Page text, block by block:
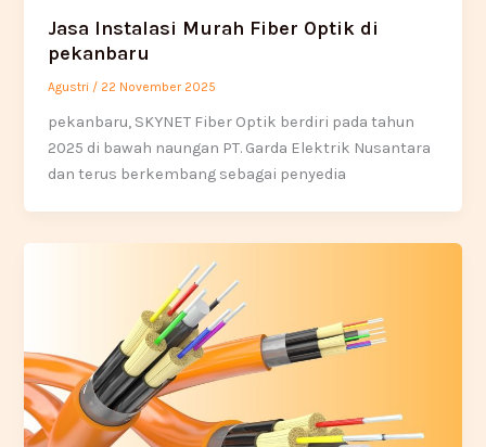
Jasa Instalasi Murah Fiber Optik di
pekanbaru
Agustri / 22 November 2025
pekanbaru, SKYNET Fiber Optik berdiri pada tahun
2025 di bawah naungan PT. Garda Elektrik Nusantara
dan terus berkembang sebagai penyedia